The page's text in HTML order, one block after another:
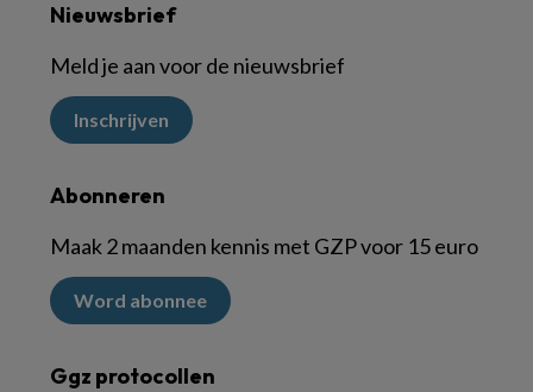
Nieuwsbrief
Meld je aan voor de nieuwsbrief
Inschrijven
Abonneren
Maak 2 maanden kennis met GZP voor 15 euro
Word abonnee
Ggz protocollen